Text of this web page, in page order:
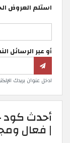
استلم العروض
أو عبر الرسائل
ادخل عنوان بريدك
| فعال